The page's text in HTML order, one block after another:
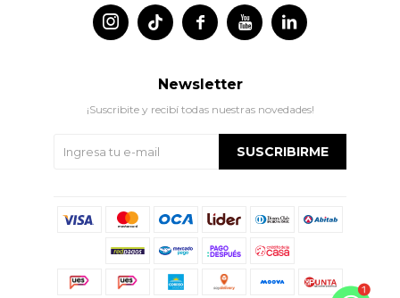
 
 
Newsletter
¡Suscribite y recibí todas nuestras novedades!
SUSCRIBIRME